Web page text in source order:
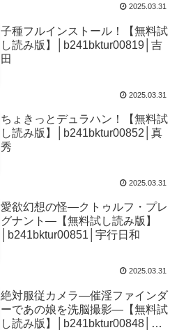
2025.03.31
子種フルインストール！【無料試
し読み版】│b241bktur00819│吉
田
2025.03.31
ちょきっとデュラハン！【無料試
し読み版】│b241bktur00852│真
秀
2025.03.31
愛欲幻想の怪―クトゥルフ・プレ
グナント―【無料試し読み版】
│b241bktur00851│宇行日和
2025.03.31
絶対服従カメラ―催淫ファインダ
ーであの娘を洗脳撮影―【無料試
し読み版】│b241bktur00848│ら